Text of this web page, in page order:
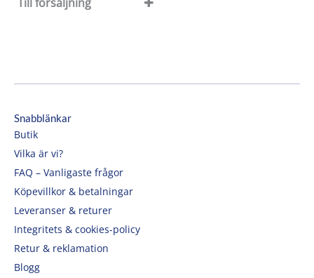
Snabblänkar
Butik
Vilka är vi?
FAQ – Vanligaste frågor
Köpevillkor & betalningar
Leveranser & returer
Integritets & cookies-policy
Retur & reklamation
Blogg